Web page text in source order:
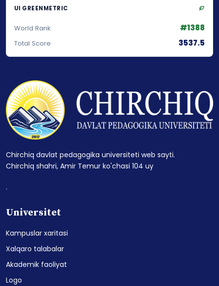
UI GREENMETRIC
World Rank #1388
Total Score 3537.5
Chirchiq davlat pedagogika universiteti web sayti.
Chirchiq shahri, Amir Temur ko'chasi 104 uy
.
Universitet
Kampuslar xaritasi
Xalqaro talabalar
Akademik faoliyat
Logo